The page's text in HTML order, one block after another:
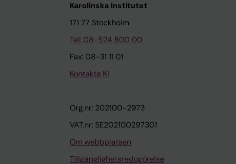
Karolinska Institutet
171 77 Stockholm
Tel: 08-524 800 00
Fax: 08-31 11 01
Kontakta KI
Org.nr: 202100-2973
VAT.nr: SE202100297301
Om webbplatsen
Tillgänglighetsredogörelse